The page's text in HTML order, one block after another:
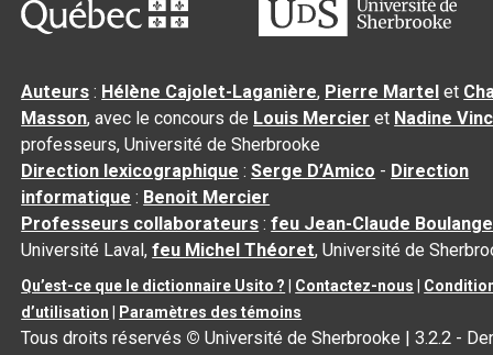
Auteurs : Hélène Cajolet-Laganière, Pierre Martel et
Masson, avec le concours de Louis Mercier et Nadine
professeurs, Université de Sherbrooke
Direction lexicographique :Serge D’Amico - Direction
informatique : Benoit Mercier
Professeurs collaborateurs :feu Jean-Claude
Université Laval,feu Michel Théoret, Université de
Qu’est-ce que le dictionnaire Usito ? Contactez-nous
d’utilisation
Paramètres des témoins
Tous droits réservés © Université de Sherbrooke |3.2.2 -